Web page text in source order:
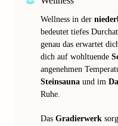
Wellness in der
bedeutet tiefes
genau das erwartet
dich auf wohltuende
angenehmen
Steinsauna und im
Ruhe.
Das Gradierwerk